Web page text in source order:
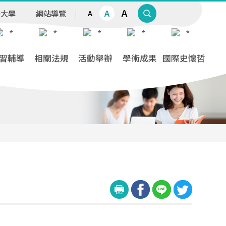
學 網站導覽 A A A
輔導 相關法規 活動舉辦 學術成果 國際史懷哲